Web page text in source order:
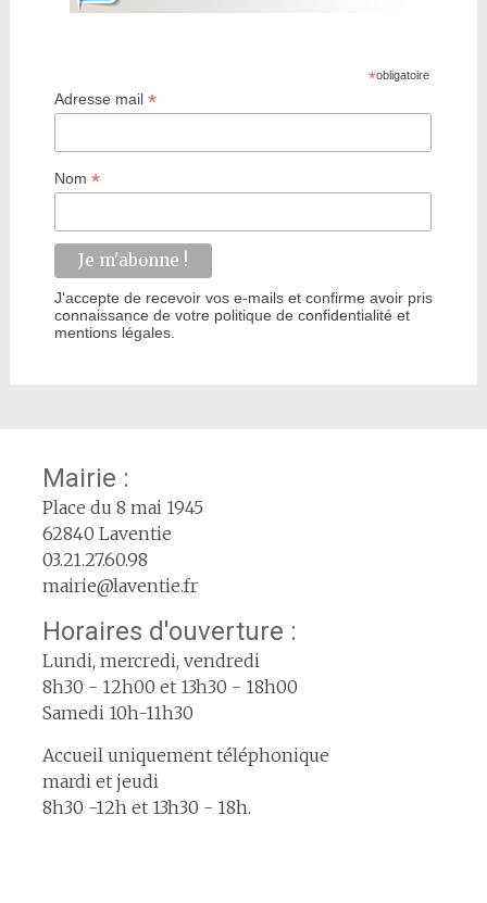
*obligatoire
Adresse mail*
Nom*
J'accepte de recevoir vos e-mails et confirme avoir pris
connaissance de votre politique de confidentialité et
mentions légales.
Mairie :
Place du 8 mai 1945
62840 Laventie
03.21.27.60.98
mairie@laventie.fr
Horaires d'ouverture :
Lundi, mercredi, vendredi
8h30 - 12h00 et 13h30 - 18h00
Samedi 10h-11h30
Accueil uniquement téléphonique
mardi et jeudi
8h30 -12h et 13h30 - 18h.